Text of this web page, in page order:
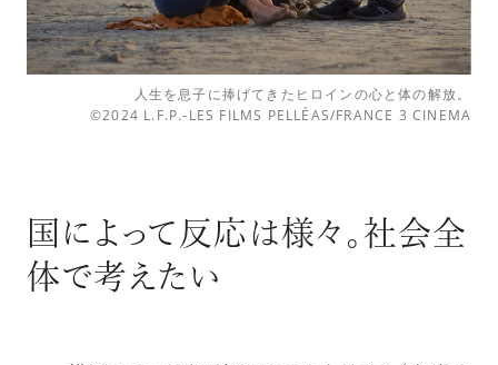
人生を息子に捧げてきたヒロインの心と体の解放。
©2024 L.F.P.-LES FILMS PELLÉAS/FRANCE 3 CINEMA
国によって反応は様々。社会全
体で考えたい